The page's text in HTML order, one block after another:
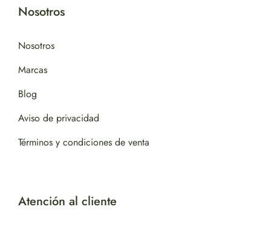
Nosotros
Nosotros
Marcas
Blog
Aviso de privacidad
Términos y condiciones de venta
Atención al cliente